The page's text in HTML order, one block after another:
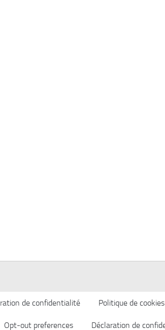
de confidentialité Politique de cookies
Opt-out preferences Déclaration de